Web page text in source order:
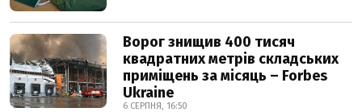
Ворог знищив 400 тисяч
квадратних метрів складських
приміщень за місяць – Forbes
Ukraine
6 СЕРПНЯ, 16:50